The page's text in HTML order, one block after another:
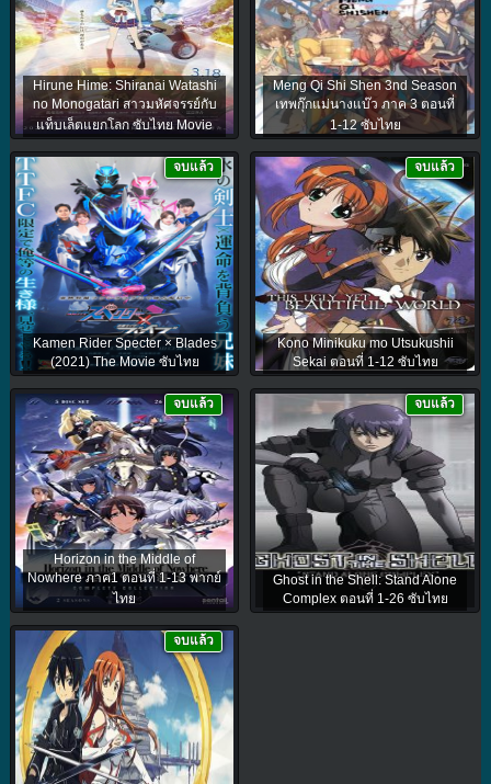
Hirune Hime: Shiranai Watashi
no Monogatari สาวมหัศจรรย์กับ
แท็บเล็ตแยกโลก ซับไทย Movie
Meng Qi Shi Shen 3nd Season
เทพกุ๊กแม่นางแบ๊ว ภาค 3 ตอนที่
1-12 ซับไทย
Kamen Rider Specter × Blades
(2021) The Movie ซับไทย
จบแล้ว
Kono Minikuku mo Utsukushii
Sekai ตอนที่ 1-12 ซับไทย
จบแล้ว
Horizon in the Middle of
Nowhere ภาค1 ตอนที่ 1-13 พากย์
ไทย
จบแล้ว
Ghost in the Shell: Stand Alone
Complex ตอนที่ 1-26 ซับไทย
จบแล้ว
จบแล้ว